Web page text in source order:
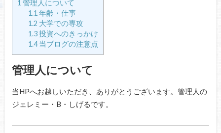
1 管理人について
1.1 年齢・仕事
1.2 大学での専攻
1.3投資へのきっかけ
1.4当ブログの注意点
管理人について
当HPへお越しいただき、ありがとうございます。管理人の
ジェレミー・B・しげるです。